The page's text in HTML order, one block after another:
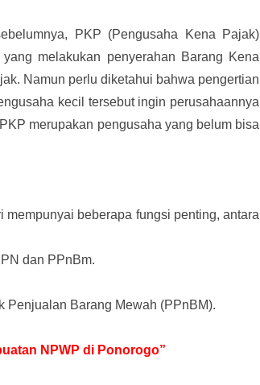
PKP (Pengusaha Kena Pajak)
melakukan penyerahan Barang Kena
Namun perlu diketahui bahwa pengertian
kecil tersebut ingin perusahaannya
merupakan pengusaha yang belum bisa
beberapa fungsi penting, antara
dan PPnBm.
Penjualan Barang Mewah (PPnBM).
NPWP di Ponorogo”